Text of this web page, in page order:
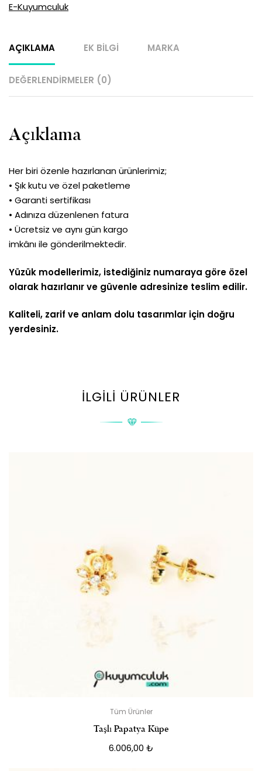
E-Kuyumculuk
AÇIKLAMA EK BILGI MARKA
DEĞERLENDIRMELER (0)
Açıklama
Her biri özenle hazırlanan ürünlerimiz;
• Şık kutu ve özel paketleme
• Garanti sertifikası
• Adınıza düzenlenen fatura
• Ücretsiz ve aynı gün kargo
imkânı ile gönderilmektedir.
Yüzük modellerimiz, istediğiniz numaraya göre özel
olarak hazırlanır ve güvenle adresinize teslim edilir.
Kaliteli, zarif ve anlam dolu tasarımlar için doğru
yerdesiniz.
İLGILI ÜRÜNLER
Tüm Ürünler
Taşlı Papatya Küpe
6.006,00 ₺